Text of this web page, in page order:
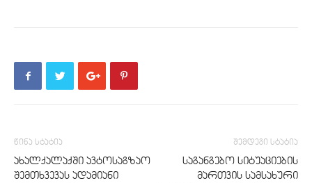
წინა სტატია
ახალქალაქში ავტოსაგზაო
შემთხვევას ადამიანი
შემდეგი სტატია
საგანგებო სიტუაციების
მართვის სამსახური